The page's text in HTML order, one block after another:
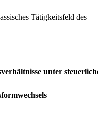
Tätigkeitsfeld des
unter